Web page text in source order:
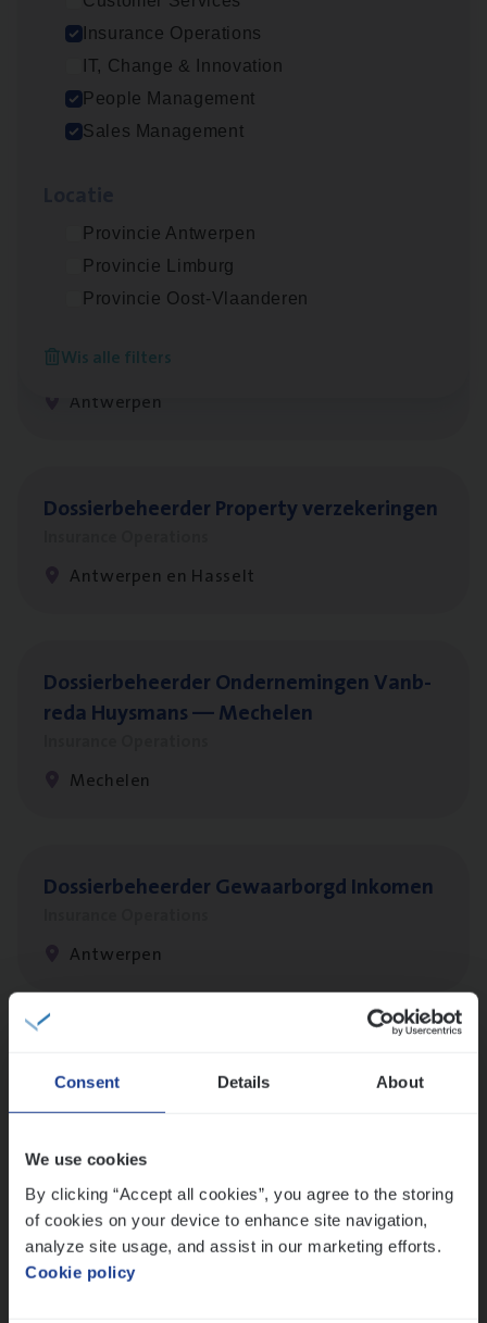
Consent Details About
We use cookies
By clicking “Accept all cookies”, you agree to the storing
of cookies on your device to enhance site navigation,
analyze site usage, and assist in our marketing efforts.
Cookie policy
Insurance Operations
IT, Change & Innovation
People Management
Sales Management
Provincie Antwerpen
Provincie Limburg
Provincie Oost-Vlaanderen
Wis alle filters
Antwerpen
Insu­ran­ce Bro­kerKMO
Dos­sier­be­heer­der ver­ze­ke­rin­gen — Soci­al
Insurance Operations
Antwerpen
Dos­sier­be­heer­der Pro­per­ty verzekeringen
Antwerpen en Hasselt
Dos­sier­be­heer­der Onder­ne­min­gen Van­b­
re­da Huys­mans — Mechelen
Mechelen
Dos­sier­be­heer­der Gewaar­borgd Inkomen
Antwerpen
Sales Management
Client Exe­cu­ti­ve Marine
Insurance Operations